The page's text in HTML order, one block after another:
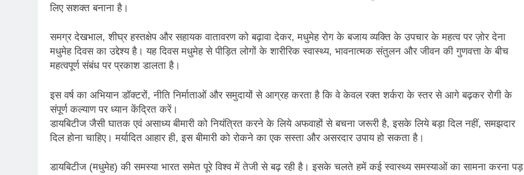
लिए सशक्त बनाना है।
समग्र देखभाल, शीघ्र हस्तक्षेप और सहायक वातावरण को बढ़ावा देकर, मधुमेह रोग के बजाय व्यक्ति के उपचार के महत्व पर ज़ोर देना
मधुमेह दिवस का उद्देश्य है। यह दिवस मधुमेह से पीड़ित लोगों के शारीरिक स्वास्थ्य, भावनात्मक संतुलन और जीवन की गुणवत्ता के बीच
महत्वपूर्ण संबंध पर प्रकाश डालता है।
इस वर्ष का अभियान डॉक्टरों, नीति निर्माताओं और समुदायों से आग्रह करता है कि वे केवल रक्त शर्करा के स्तर से आगे बढ़कर रोगी के
संपूर्ण कल्याण पर ध्यान केंद्रित करें।
डायबिटीज जैसी घातक एवं असाध्य बीमारी को नियंत्रित करने के लिये अफवाहों से बचना जरूरी है, इसके लिये बड़ा दिल नहीं, समझदार
दिल होना चाहिए। मर्यादित आहार ही, इस बीमारी को रोकने का एक सस्ता और असरदार उपाय हो सकता है।
डायबिटीज (मधुमेह) की समस्या भारत समेत पूरे विश्व में तेजी से बढ़ रही है। इसके चलते हमें कई स्वास्थ्य समस्याओं का सामना करना पड़